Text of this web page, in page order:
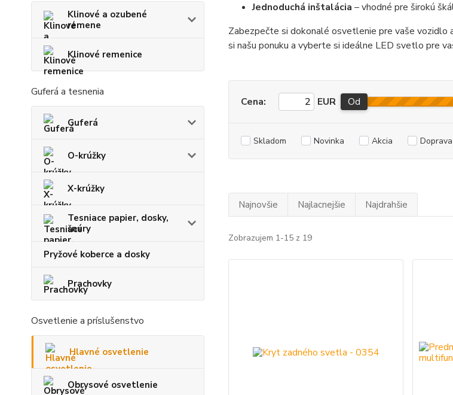
Klinové a ozubené
remene
Klinové remenice
Guferá a tesnenia
Guferá
O-krúžky
X-krúžky
Tesniace papier, dosky,
šnúry
Pryžové koberce a dosky
Prachovky
Osvetlenie a príslušenstvo
Hlavné osvetlenie
Obrysové osvetlenie
Jednoduchá inštalácia – vhodné pre širokú
Zabezpečte si dokonalé osvetlenie pre vaše vozidlo
si našu ponuku a vyberte si ideálne LED svetlo pre
Cena: EUR Od
Skladom Novinka Akcia
Najnovšie Najlacnejšie Najdrahšie
Zobrazujem 1-15 z 19